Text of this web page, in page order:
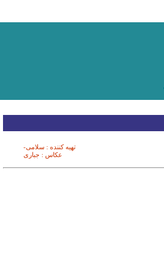
تهیه کننده : سلامی-
عکاس : جباری